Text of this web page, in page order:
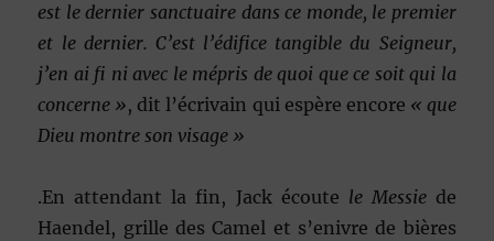
est le dernier sanctuaire dans ce monde, le premier
et le dernier. C’est l’édifice tangible du Seigneur,
j’en ai fi ni avec le mépris de quoi que ce soit qui la
concerne », dit l’écrivain qui espère encore « que
Dieu montre son visage »
.En attendant la fin, Jack écoute le Messie de
Haendel, grille des Camel et s’enivre de bières